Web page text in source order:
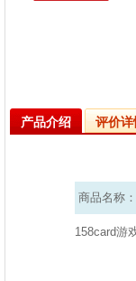
产品介绍 评价
商品名称
158card游